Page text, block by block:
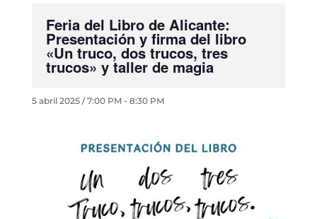
Feria del Libro de Alicante:
Presentación y firma del libro
«Un truco, dos trucos, tres
trucos» y taller de magia
5 abril 2025 / 7:00 PM- 8:30 PM